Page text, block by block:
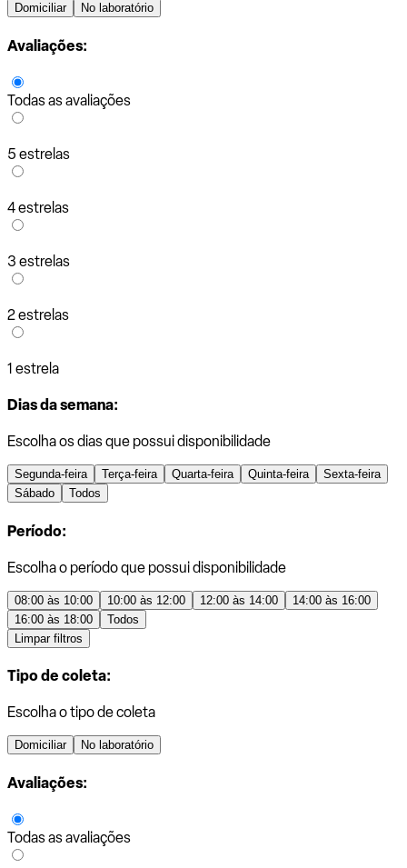
Domiciliar No laboratório
Avaliações:
Todas as avaliações
5 estrelas
4 estrelas
3 estrelas
2 estrelas
1 estrela
Dias da semana:
Escolha os dias que possui disponibilidade
Segunda-feira Terça-feira Quarta-feira Quinta-feira
Sexta-feira
Sábado
Todos
Período:
Escolha o período que possui disponibilidade
08:00 às 10:00 10:00 às 12:00 12:00 às 14:00
14:00 às 16:00
16:00 às 18:00
Todos
Limpar filtros
Tipo de coleta:
Escolha o tipo de coleta
Domiciliar No laboratório
Avaliações:
Todas as avaliações